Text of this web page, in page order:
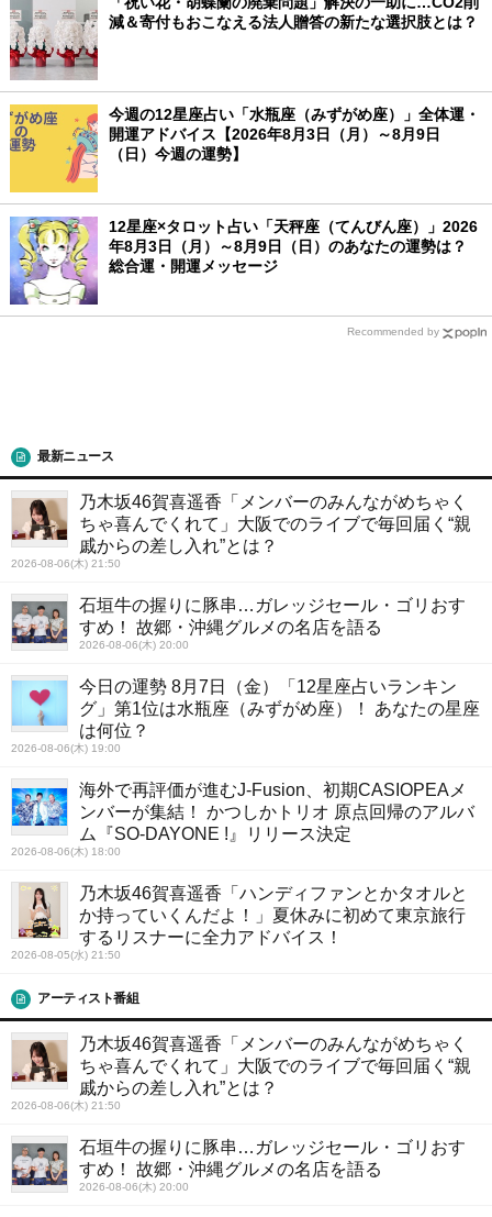
減＆寄付もおこなえる法人贈答の新たな選択肢とは？
今週の12星座占い「水瓶座（みずがめ座）」全体運・
開運アドバイス【2026年8月3日（月）～8月9日
（日）今週の運勢】
12星座×タロット占い「天秤座（てんびん座）」2026
年8月3日（月）～8月9日（日）のあなたの運勢は？
総合運・開運メッセージ
Recommended by
最新ニュース
乃木坂46賀喜遥香「メンバーのみんながめちゃく
ちゃ喜んでくれて」大阪でのライブで毎回届く“親
戚からの差し入れ”とは？
2026-08-06(木) 21:50
石垣牛の握りに豚串…ガレッジセール・ゴリおす
すめ！ 故郷・沖縄グルメの名店を語る
2026-08-06(木) 20:00
今日の運勢 8月7日（金）「12星座占いランキン
グ」第1位は水瓶座（みずがめ座）！ あなたの星座
は何位？
2026-08-06(木) 19:00
海外で再評価が進むJ-Fusion、初期CASIOPEAメ
ンバーが集結！ かつしかトリオ 原点回帰のアルバ
ム『SO-DAYONE !』リリース決定
2026-08-06(木) 18:00
乃木坂46賀喜遥香「ハンディファンとかタオルと
か持っていくんだよ！」夏休みに初めて東京旅行
するリスナーに全力アドバイス！
2026-08-05(水) 21:50
アーティスト番組
乃木坂46賀喜遥香「メンバーのみんながめちゃく
ちゃ喜んでくれて」大阪でのライブで毎回届く“親
戚からの差し入れ”とは？
2026-08-06(木) 21:50
石垣牛の握りに豚串…ガレッジセール・ゴリおす
すめ！ 故郷・沖縄グルメの名店を語る
2026-08-06(木) 20:00